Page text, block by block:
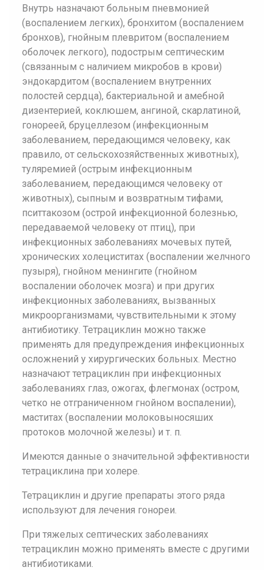
Внутрь назначают больным пневмонией
(воспалением легких), бронхитом (воспалением
бронхов), гнойным плевритом (воспалением
оболочек легкого), подострым септическим
(связанным с наличием микробов в крови)
эндокардитом (воспалением внутренних
полостей сердца), бактериальной и амебной
дизентерией, коклюшем, ангиной, скарлатиной,
гонореей, бруцеллезом (инфекционным
заболеванием, передающимся человеку, как
правило, от сельскохозяйственных животных),
туляремией (острым инфекционным
заболеванием, передающимся человеку от
животных), сыпным и возвратным тифами,
пситтакозом (острой инфекционной болезнью,
передаваемой человеку от птиц), при
инфекционных заболеваниях мочевых путей,
хронических холециститах (воспалении желчного
пузыря), гнойном менингите (гнойном
воспалении оболочек мозга) и при других
инфекционных заболеваниях, вызванных
микроорганизмами, чувствительными к этому
антибиотику. Тетрациклин можно также
применять для предупреждения инфекционных
осложнений у хирургических больных. Местно
назначают тетрациклин при инфекционных
заболеваниях глаз, ожогах, флегмонах (остром,
четко не отграниченном гнойном воспалении),
маститах (воспалении молоковыносяших
протоков молочной железы) и т. п.
Имеются данные о значительной эффективности
тетрациклина при холере.
Тетрациклин и другие препараты этого ряда
используют для лечения гонореи.
При тяжелых септических заболеваниях
тетрациклин можно применять вместе с другими
антибиотиками.